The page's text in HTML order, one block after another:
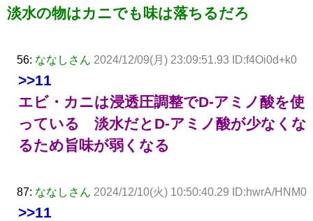
淡水の物はカニでも味は落ちるだろ
56: ななしさん 2024/12/09(月) 23:09:51.93 ID:f4Oi0d+k0
>>11
エビ・カニは浸透圧調整でD-アミノ酸を使
っている 淡水だとD-アミノ酸が少なくな
るため旨味が弱くなる
87: ななしさん 2024/12/10(火) 10:50:40.29 ID:hwrA/HNM0
>>11